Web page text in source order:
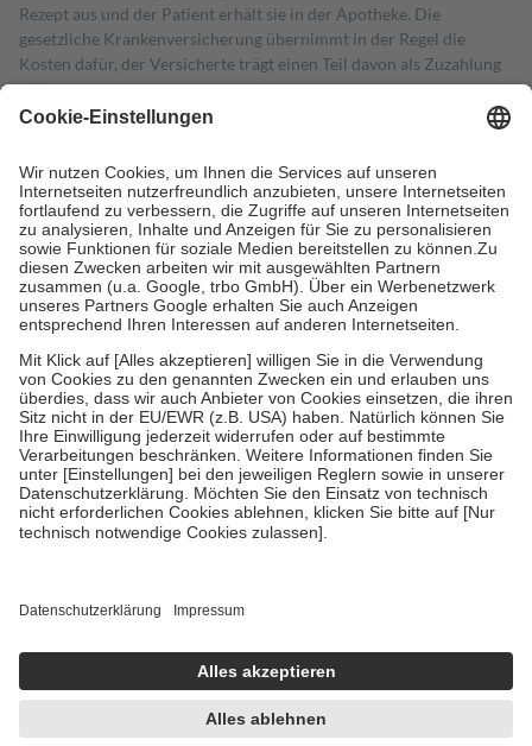
Rezept aus und der Patient erhält sie in der Apotheke. Die
gesetzliche Krankenversicherung übernimmt in der Regel die
Kosten dafür, der Versicherte trägt einen Teil davon als Zuzahlung
mit.
Grundsätzlich leisten Mitglieder Zuzahlungen in Höhe von zehn
höchstens zehn Euro.
Es sind jedoch nie mehr als die tatsächlichen
Kosten der Leistung zu entrichten.
Diese Regeln gelten grundsätzlich auch für Online-Apotheken.
Bei Heilmitteln und häuslicher Krankenpflege beträgt die
Zuzahlung zehn Prozent der Kosten sowie zehn Euro je
Verordnung.
Um das Engagement der Versicherten für ihre eigene Gesundheit zu
stärken und die besondere Stellung der Familie zu unterstützen,
fallenkeine Zuzahlungenan bei:
• Kindern und Jugendlichen bis zum vollendeten 18. Lebensjahr
mit Ausnahme der Fahrkosten
• Untersuchungen zur Vorsorge und Früherkennung, die von der
GKV getragen werden
• empfohlenen Schutzimpfungen
• Harn- und Blutteststreifen
getroffen, um sicherzustellen, dass es sich um echte Bewertungen
https://help.etrusted.com/hc/de/articles/4419944605341
Einige Bilder und Inhalte wurden unter Zuhilfenahme künstlicher